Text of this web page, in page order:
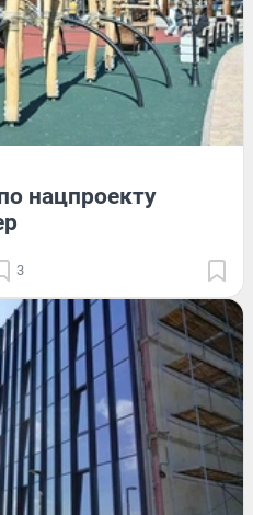
нацпроекту
3